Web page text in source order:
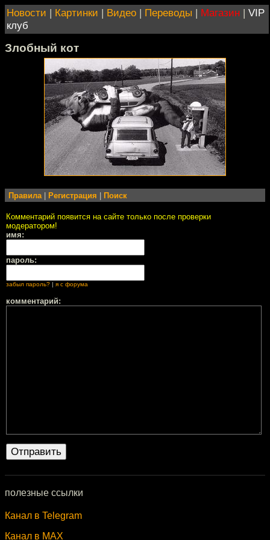
Новости | Картинки | Видео | Переводы | Магазин | VIP
клуб
Злобный кот
Правила Регистрация Поиск
Комментарий появится на сайте только после проверки
модератором!
имя:
пароль:
забыл пароль? | я с форума
комментарий:
полезные ссылки
Канал в Telegram
Канал в MAX